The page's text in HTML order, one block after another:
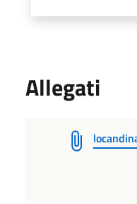
Allegati